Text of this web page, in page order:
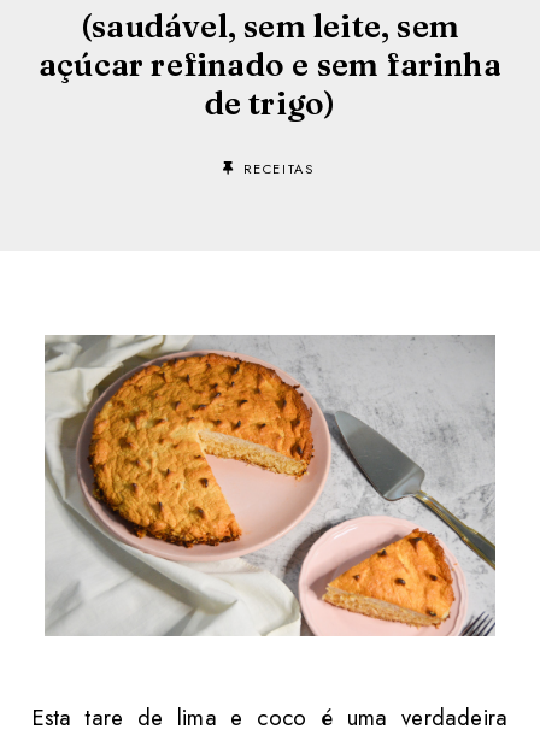
(saudável, sem leite, sem
açúcar refinado e sem farinha
de trigo)
RECEITAS
Esta tare de lima e coco é uma verdadeira